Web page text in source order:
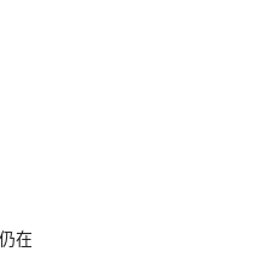
在